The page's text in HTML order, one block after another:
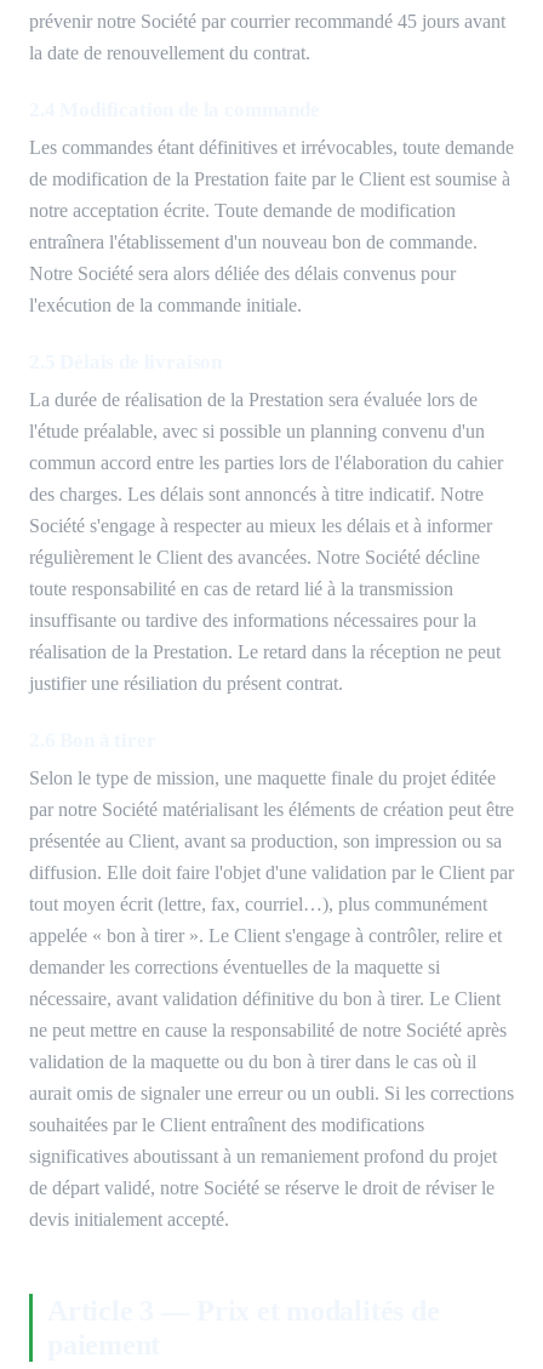
prévenir notre Société par courrier recommandé 45 jours avant
la date de renouvellement du contrat.
Les commandes étant définitives et irrévocables, toute demande
de modification de la Prestation faite par le Client est soumise à
notre acceptation écrite. Toute demande de modification
entraînera l'établissement d'un nouveau bon de commande.
Notre Société sera alors déliée des délais convenus pour
l'exécution de la commande initiale.
La durée de réalisation de la Prestation sera évaluée lors de
l'étude préalable, avec si possible un planning convenu d'un
commun accord entre les parties lors de l'élaboration du cahier
des charges. Les délais sont annoncés à titre indicatif. Notre
Société s'engage à respecter au mieux les délais et à informer
régulièrement le Client des avancées. Notre Société décline
toute responsabilité en cas de retard lié à la transmission
insuffisante ou tardive des informations nécessaires pour la
réalisation de la Prestation. Le retard dans la réception ne peut
justifier une résiliation du présent contrat.
Selon le type de mission, une maquette finale du projet éditée
par notre Société matérialisant les éléments de création peut être
présentée au Client, avant sa production, son impression ou sa
diffusion. Elle doit faire l'objet d'une validation par le Client par
tout moyen écrit (lettre, fax, courriel…), plus communément
appelée « bon à tirer ». Le Client s'engage à contrôler, relire et
demander les corrections éventuelles de la maquette si
nécessaire, avant validation définitive du bon à tirer. Le Client
ne peut mettre en cause la responsabilité de notre Société après
validation de la maquette ou du bon à tirer dans le cas où il
aurait omis de signaler une erreur ou un oubli. Si les corrections
souhaitées par le Client entraînent des modifications
significatives aboutissant à un remaniement profond du projet
de départ validé, notre Société se réserve le droit de réviser le
devis initialement accepté.